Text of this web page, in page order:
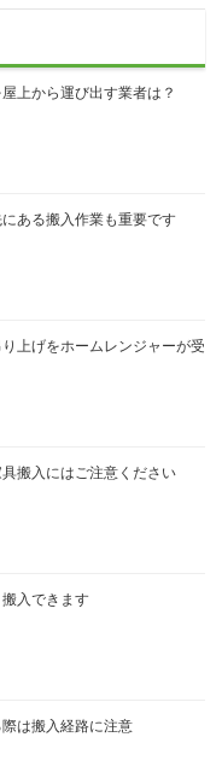
上から運び出す業者は？
ある搬入作業も重要です
上げをホームレンジャーが受
搬入にはご注意ください
入できます
は搬入経路に注意